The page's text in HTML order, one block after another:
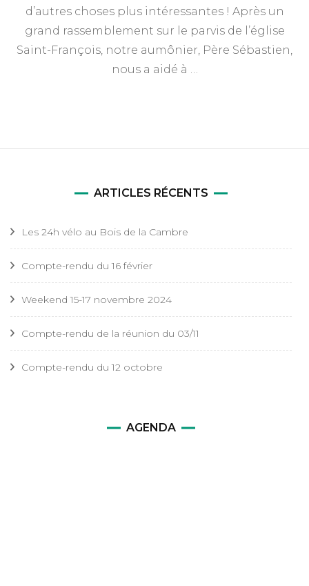
d’autres choses plus intéressantes ! Après un
grand rassemblement sur le parvis de l’église
Saint-François, notre aumônier, Père Sébastien,
nous a aidé à …
ARTICLES RÉCENTS
Les 24h vélo au Bois de la Cambre
Compte-rendu du 16 février
Weekend 15-17 novembre 2024
Compte-rendu de la réunion du 03/11
Compte-rendu du 12 octobre
AGENDA